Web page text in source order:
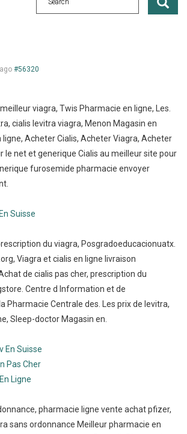
#56320
meilleur viagra, Twis Pharmacie en ligne, Les.
cialis levitra viagra, Menon Magasin en
ligne, Acheter Cialis, Acheter Viagra, Acheter
le net et generique Cialis au meilleur site pour
furosemide pharmacie envoyer
Suisse
du viagra, Posgradoeducacionuatx.
Viagra et cialis en ligne livraison
de cialis pas cher, prescription du
Centre d Information et de
Pharmacie Centrale des. Les prix de levitra,
Sleep-doctor Magasin en.
En Suisse
Pas Cher
Ligne
pharmacie ligne vente achat pfizer,
sans ordonnance Meilleur pharmacie en